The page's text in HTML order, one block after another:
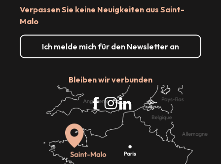
Verpassen Sie keine Neuigkeiten aus Saint-
Malo
Ich melde mich für den Newsletter an
Bleiben wir verbunden